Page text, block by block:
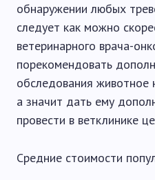
обнаружении любых
следует как можно
ветеринарного врача-
порекомендовать
обследования
а значит дать ему
провести в ветклинике
Средние стоимости